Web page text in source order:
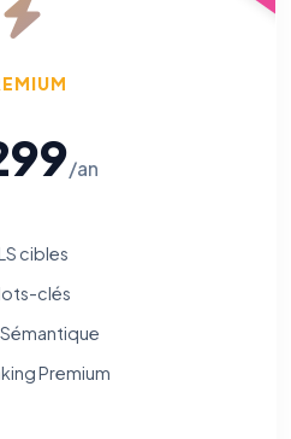
/an
cibles
clés
Premium
ACTIF
du site : session, sécurité,
vous utilisez le site
pour l'améliorer. Données